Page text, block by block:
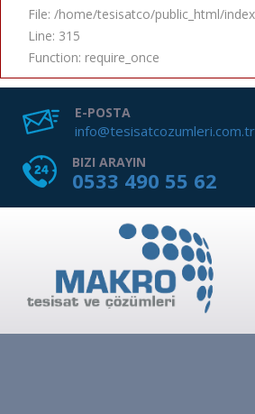
File: /home/tesisatco/public_html/
Line: 315
Function: require_once
E-POSTA
info@tesisatcozumleri.com.tr
BIZI ARAYIN
0533 490 55 62